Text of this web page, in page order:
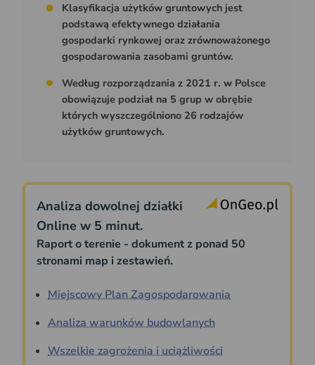
Klasyfikacja użytków gruntowych jest
podstawą efektywnego działania
gospodarki rynkowej oraz zrównoważonego
gospodarowania zasobami gruntów.
Według rozporządzania z 2021 r. w Polsce
obowiązuje podział na 5 grup w obrębie
których wyszczególniono 26 rodzajów
użytków gruntowych.
Analiza dowolnej działki
Online w 5 minut.
Raport o terenie - dokument z ponad 50
stronami map i zestawień.
Miejscowy Plan Zagospodarowania
Analiza warunków budowlanych
Wszelkie zagrożenia i uciążliwości